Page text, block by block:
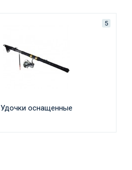
5
Удочки оснащенные